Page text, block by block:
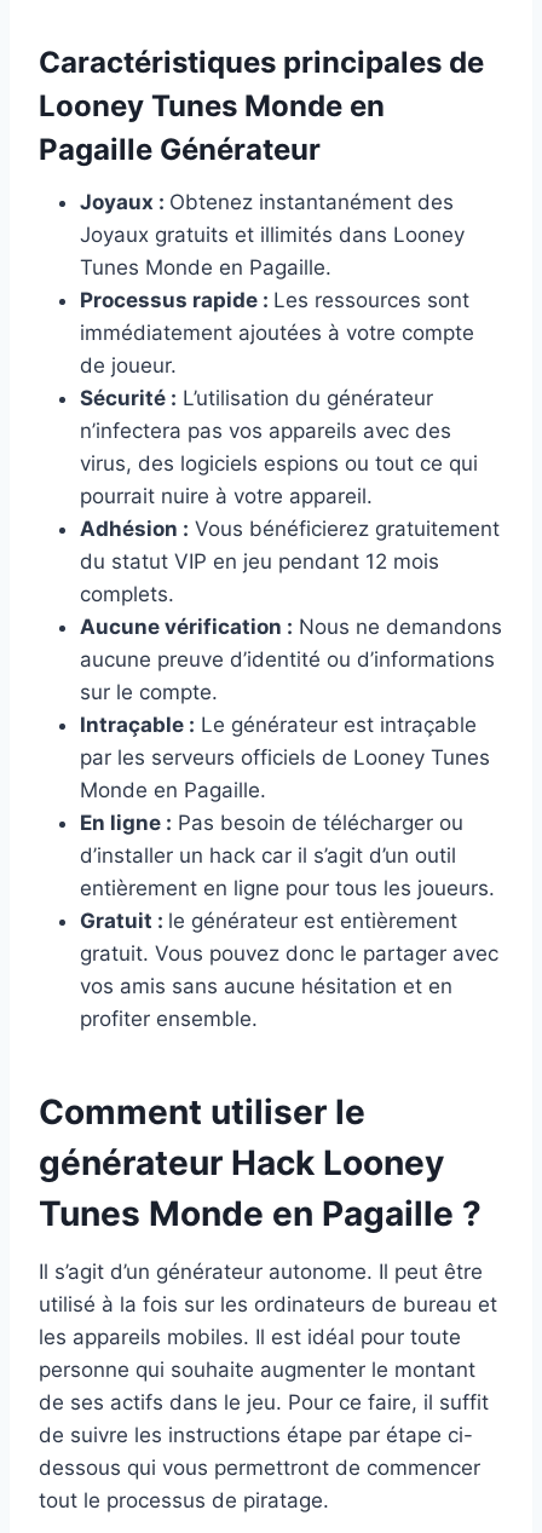
Caractéristiques principales de
Looney Tunes Monde en
Pagaille Générateur
Joyaux : Obtenez instantanément des
Joyaux gratuits et illimités dans Looney
Tunes Monde en Pagaille.
Processus rapide : Les ressources sont
immédiatement ajoutées à votre compte
de joueur.
Sécurité : L’utilisation du générateur
n’infectera pas vos appareils avec des
virus, des logiciels espions ou tout ce qui
pourrait nuire à votre appareil.
Adhésion : Vous bénéficierez gratuitement
du statut VIP en jeu pendant 12 mois
complets.
Aucune vérification : Nous ne demandons
aucune preuve d’identité ou d’informations
sur le compte.
Intraçable : Le générateur est intraçable
par les serveurs officiels de Looney Tunes
Monde en Pagaille.
En ligne : Pas besoin de télécharger ou
d’installer un hack car il s’agit d’un outil
entièrement en ligne pour tous les joueurs.
Gratuit : le générateur est entièrement
gratuit. Vous pouvez donc le partager avec
vos amis sans aucune hésitation et en
profiter ensemble.
Comment utiliser le
générateur Hack Looney
Tunes Monde en Pagaille ?
Il s’agit d’un générateur autonome. Il peut être
utilisé à la fois sur les ordinateurs de bureau et
les appareils mobiles. Il est idéal pour toute
personne qui souhaite augmenter le montant
de ses actifs dans le jeu. Pour ce faire, il suffit
de suivre les instructions étape par étape ci-
dessous qui vous permettront de commencer
tout le processus de piratage.